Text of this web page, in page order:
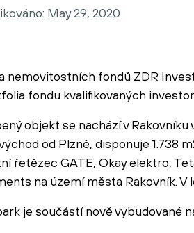
May 29, 2020
nemovitostních fondů ZDR
fondu kvalifikovaných
objekt se nachází v
od Plzně, disponuje 1.738
řetězec GATE, Okay elektro,
na území města Rakovník.
je součástí nově vybudované